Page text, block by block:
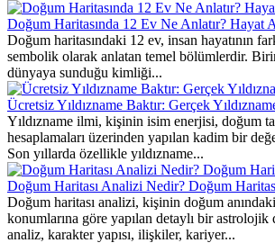
Doğum Haritasında 12 Ev Ne Anlatır? Hayat
Doğum haritasındaki 12 ev, insan hayatının
sembolik olarak anlatan temel bölümlerdir.
dünyaya sunduğu kimliği...
Ücretsiz Yıldızname Baktır: Gerçek
Yıldızname ilmi, kişinin isim enerjisi, doğum
hesaplamaları üzerinden yapılan kadim bir
Son yıllarda özellikle yıldızname...
Doğum Haritası Analizi Nedir? Doğum Haritası
Doğum haritası analizi, kişinin doğum
konumlarına göre yapılan detaylı bir
analiz, karakter yapısı, ilişkiler, kariyer...